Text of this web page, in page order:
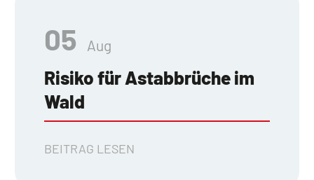
Aug
05
Risiko für Astabbrüche im
Wald
BEITRAG LESEN